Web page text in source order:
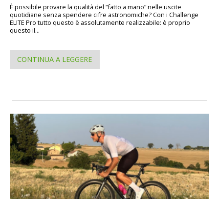
È possibile provare la qualità del “fatto a mano” nelle uscite
quotidiane senza spendere cifre astronomiche? Con i Challenge
ELITE Pro tutto questo è assolutamente realizzabile: è proprio
questo il...
CONTINUA A LEGGERE